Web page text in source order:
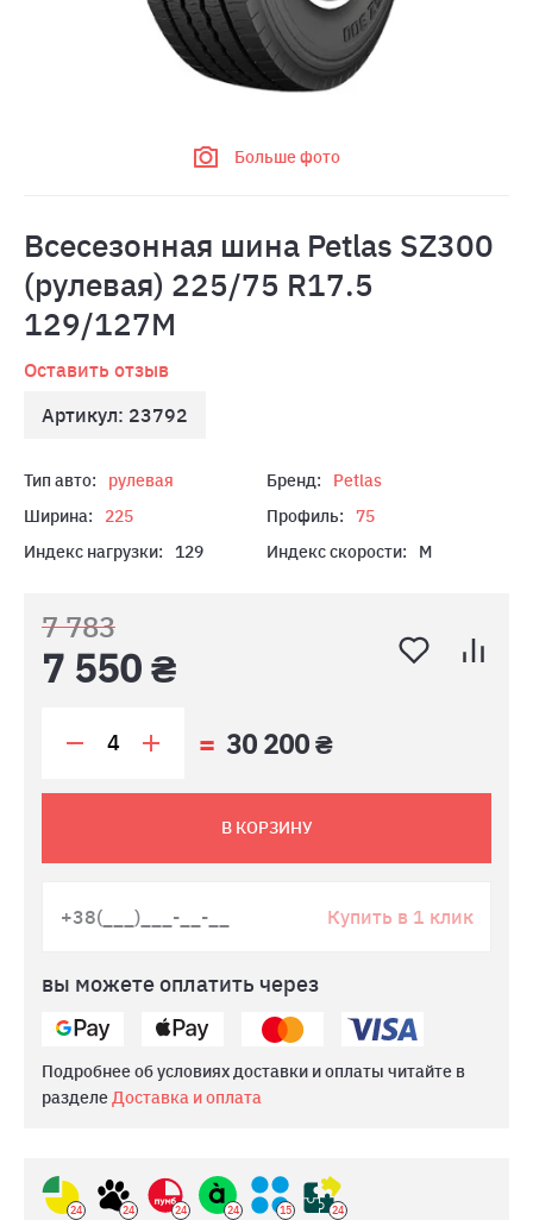
Больше фото
Всесезонная шина Petlas SZ300
(рулевая) 225/75 R17.5
129/127M
Оставить отзыв
Артикул: 23792
Тип авто: рулевая Бренд:
Petlas
Ширина:
225 Профиль:
75
Индекс нагрузки:
129 Индекс скорости: M
7 783
7 550 ₴
30 200 ₴
В КОРЗИНУ
Купить в 1 клик
вы можете оплатить через
Подробнее об условиях доставки и оплаты читайте в
разделеДоставка и оплата
24 24 24 24 15 24